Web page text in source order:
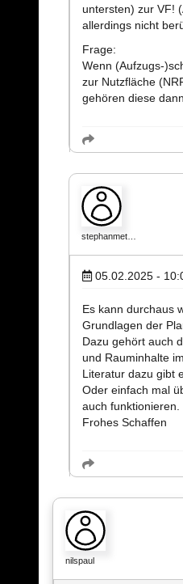
untersten) zur VF!
allerdings nicht
Frage:
Wenn (Aufzugs-
zur Nutzfläche
gehören diese
stephanmet…
05.02.2025 -
Es kann durchaus
Grundlagen der
Dazu gehört auch
und Rauminhalte
Literatur dazu gibt
Oder einfach mal
auch funktionieren.
Frohes Schaffen
nilspaul